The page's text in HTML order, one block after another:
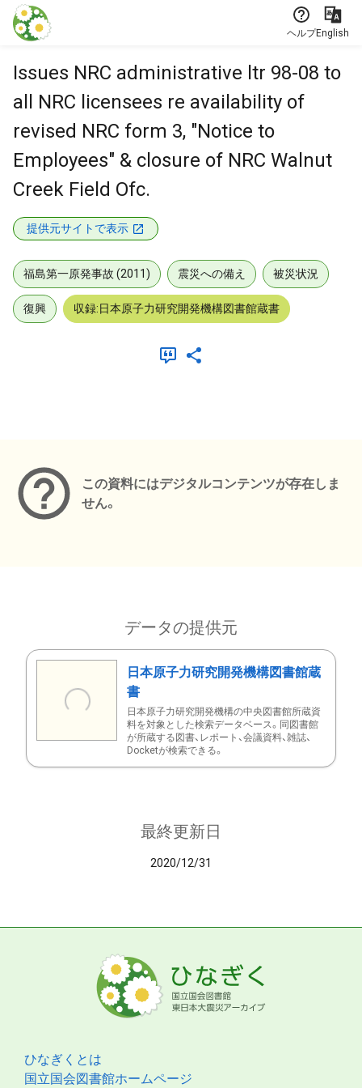
本文に飛ぶ
ヘルプEnglish
Issues NRC administrative ltr 98-08 to
all NRC licensees re availability of
revised NRC form 3, "Notice to
Employees" & closure of NRC Walnut
Creek Field Ofc.
提供元サイトで表示
福島第一原発事故 (2011) 震災への備え 被災状況
復興 収録:日本原子力研究開発機構図書館蔵書
この資料にはデジタルコンテンツが存在しま
せん。
データの提供元
日本原子力研究開発機構図書館蔵
書
日本原子力研究開発機構の中央図書館所蔵資
料を対象とした検索データベース。同図書館
が所蔵する図書、レポート、会議資料、雑誌、
Docketが検索できる。
最終更新日
2020/12/31
ひなぎくとは
国立国会図書館ホームページ